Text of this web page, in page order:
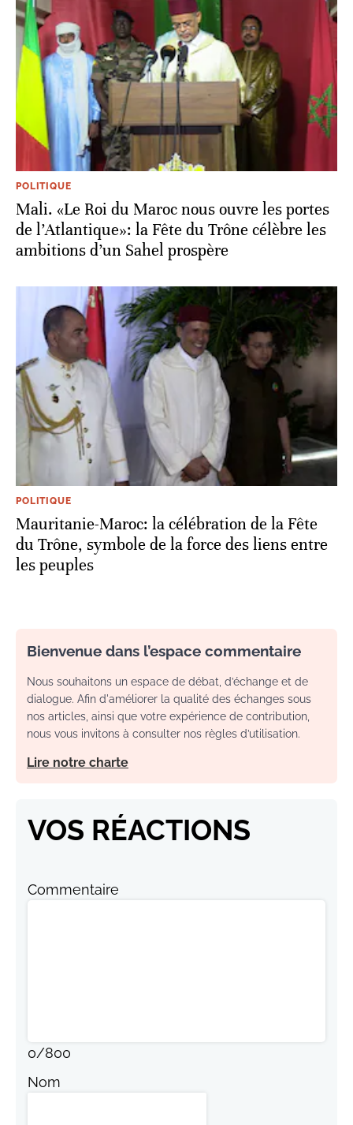
POLITIQUE
Mali. «Le Roi du Maroc nous ouvre les portes
de l’Atlantique»: la Fête du Trône célèbre les
ambitions d’un Sahel prospère
POLITIQUE
Mauritanie-Maroc: la célébration de la Fête
du Trône, symbole de la force des liens entre
les peuples
Bienvenue dans l’espace commentaire
Nous souhaitons un espace de débat, d’échange et de
dialogue. Afin d'améliorer la qualité des échanges sous
nos articles, ainsi que votre expérience de contribution,
nous vous invitons à consulter nos règles d’utilisation.
Lire notre charte
VOS RÉACTIONS
Commentaire
0/800
Nom